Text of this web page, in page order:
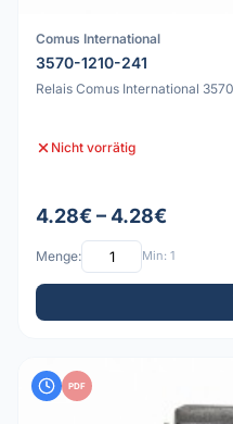
Comus International
3570-1210-241
Relais Comus International
Nicht vorrätig
4.28€ – 4.28€
Menge: Min: 1
PDF